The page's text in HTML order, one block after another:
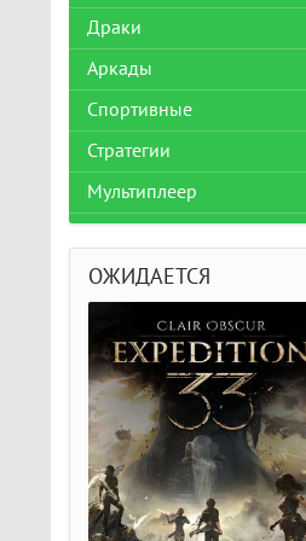
Драки
Аркады
Спортивные
Стратегии
Мультиплеер
ОЖИДАЕТСЯ